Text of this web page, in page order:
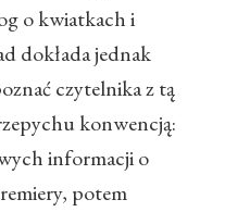
o kwiatkach i
dokłada jednak
czytelnika z tą
konwencją:
informacji o
potem